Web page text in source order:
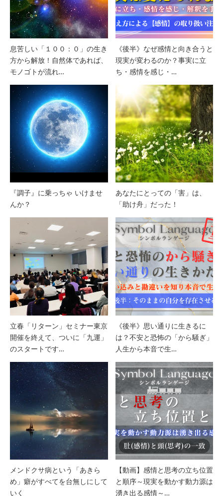
息苦しい「１００：０」の生き
方から解放！自然体であれば、
モノゴトが流れ…
《後半》なぜ感情と向き合うと
現実が変わるのか？事実に立
ち・感情を感じ・…
『調子』に乗っちゃ いけませ
んか？
あなたにとっての「害」は、
「助け舟」だった！
立春「リターン」セミナー東京
開催を終えて、ついに「九運」
のスタートです…
《後半》思い通りに生きるに
は？不安と恐怖の「から騒ぎ」
人生から本音で生…
メンドクサ病という「あきら
め」癖がすべてを台無しにして
いく
【動画】感情と思考の立ち位置
と順序～現実を動かす動力源は
湧き出る感情～…